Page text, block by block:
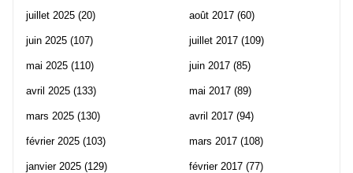
juillet 2025 (20)
juin 2025 (107)
mai 2025 (110)
avril 2025 (133)
mars 2025 (130)
février 2025 (103)
janvier 2025 (129)
août 2017 (60)
juillet 2017 (109)
juin 2017 (85)
mai 2017 (89)
avril 2017 (94)
mars 2017 (108)
février 2017 (77)